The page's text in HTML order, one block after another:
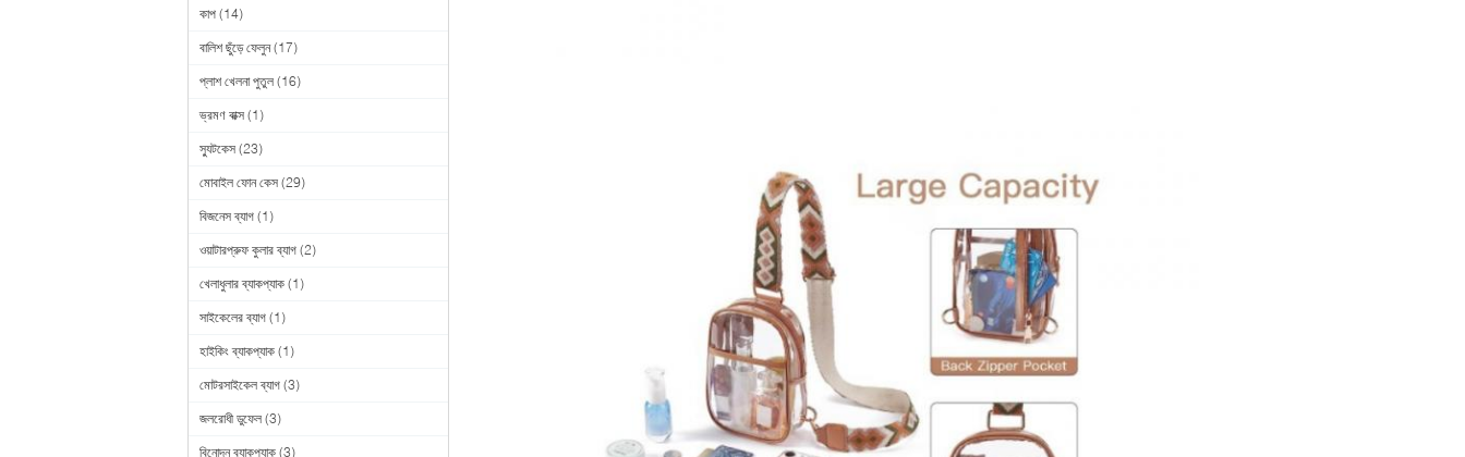
কাপ (14)
বালিশ ছুঁড়ে ফেলুন (17)
প্লাশ খেলনা পুতুল (16)
ভ্রমণ বাক্স (1)
স্যুটকেস (23)
মোবাইল ফোন কেস (29)
বিজনেস ব্যাগ (1)
ওয়াটারপ্রুফ কুলার ব্যাগ (2)
খেলাধুলার ব্যাকপ্যাক (1)
সাইকেলের ব্যাগ (1)
হাইকিং ব্যাকপ্যাক (1)
মোটরসাইকেল ব্যাগ (3)
জলরোধী ডুফেল (3)
বিনোদন ব্যাকপ্যাক (3)